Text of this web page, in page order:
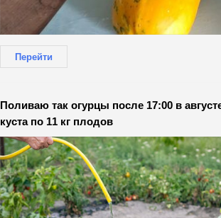
Перейти
Поливаю так огурцы после 17:00 в
куста по 11 кг плодов